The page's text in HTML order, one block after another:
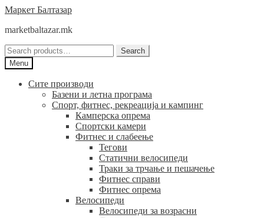
Skip
navigation
Skip
content
Маркет Балтазар
marketbaltazar.mk
Search
for:
Search
Menu
Сите производи
Базени и летна програма
Спорт, фитнес, рекреација и кампинг
Камперска опрема
Спортски камери
Фитнес и слабеење
Тегови
Статични велосипеди
Траки за трчање и пешачење
Фитнес справи
Фитнес опрема
Велосипеди
Велосипеди за возрасни